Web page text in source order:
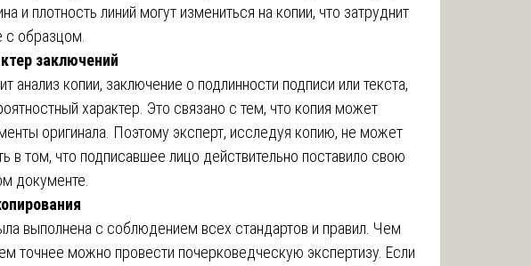
и плотность линий могут измениться на копии, что затруднит
с образцом.
заключений
анализ копии, заключение о подлинности подписи или текста,
характер. Это связано с тем, что копия может
оригинала. Поэтому эксперт, исследуя копию, не может
в том, что подписавшее лицо действительно поставило свою
документе.
выполнена с соблюдением всех стандартов и правил. Чем
точнее можно провести почерковедческую экспертизу. Если